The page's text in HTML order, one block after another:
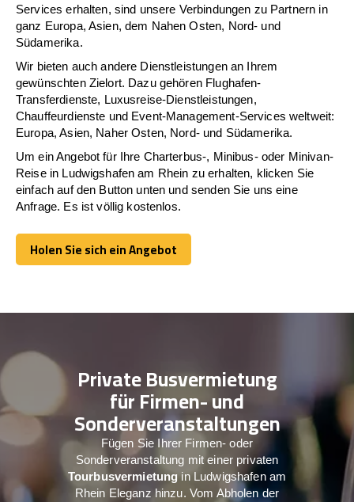
Services erhalten, sind unsere Verbindungen zu Partnern in
ganz Europa, Asien, dem Nahen Osten, Nord- und
Südamerika.
Wir bieten auch andere Dienstleistungen an Ihrem
gewünschten Zielort. Dazu gehören Flughafen-
Transferdienste, Luxusreise-Dienstleistungen,
Chauffeurdienste und Event-Management-Services weltweit:
Europa, Asien, Naher Osten, Nord- und Südamerika.
Um ein Angebot für Ihre Charterbus-, Minibus- oder Minivan-
Reise in Ludwigshafen am Rhein zu erhalten, klicken Sie
einfach auf den Button unten und senden Sie uns eine
Anfrage. Es ist völlig kostenlos.
Holen Sie sich ein Angebot
Holen Sie sich ein Angebot
Private Busvermietung
für Firmen- und
Sonderveranstaltungen
Fügen Sie Ihrer Firmen- oder
Sonderveranstaltung mit einer privaten
Tourbusvermietungin Ludwigshafen am
Rhein Eleganz hinzu. Vom Abholen der